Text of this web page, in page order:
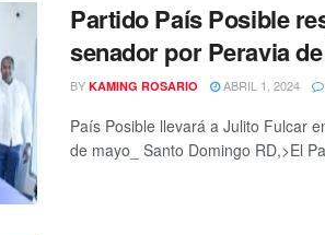
Partido País Posible
senador por Peravia
BY KAMING ROSARIO ABRIL 1, 2024
País Posible llevará a Julito Fulcar
de mayo_ Santo Domingo RD,>El